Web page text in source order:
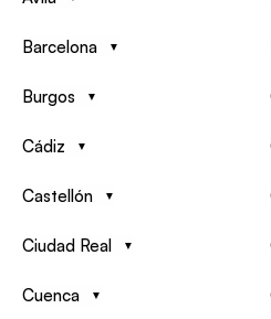
Barcelona
Burgos
Cádiz
Castellón
Ciudad Real
Cuenca